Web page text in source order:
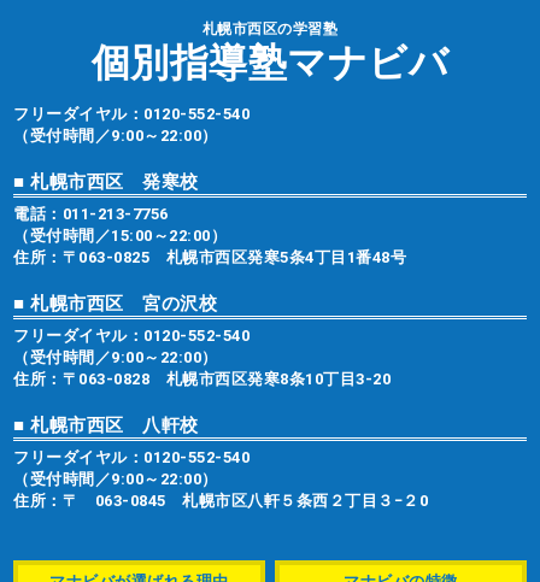
札幌市西区の学習塾
個別指導塾マナビバ
フリーダイヤル： 0120-552-540
（受付時間／9:00～22:00）
■ 札幌市西区 発寒校
電話： 011-213-7756
（受付時間／15:00～22:00）
住所：〒063-0825 札幌市西区発寒5条4丁目1番48号
■ 札幌市西区 宮の沢校
フリーダイヤル： 0120-552-540
（受付時間／9:00～22:00）
住所：〒063-0828 札幌市西区発寒8条10丁目3-20
■ 札幌市西区 八軒校
フリーダイヤル： 0120-552-540
（受付時間／9:00～22:00）
住所：〒 063-0845 札幌市区八軒５条西２丁目３−２0